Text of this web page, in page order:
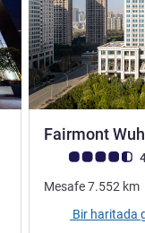
5 yıldızFairmont
Avis müşterileri
Mesafe7.552 km
Bir haritada